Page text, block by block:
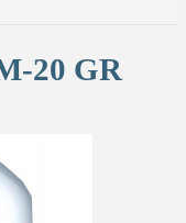
20 GR